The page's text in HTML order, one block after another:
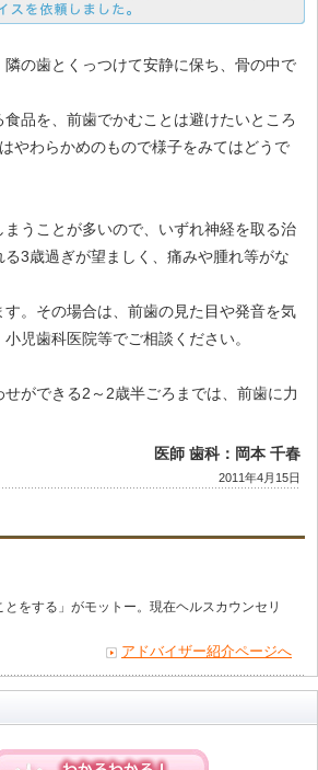
の歯とくっつけて安静に保ち、骨の中で
品を、前歯でかむことは避けたいところ
やわらかめのもので様子をみてはどうで
うことが多いので、いずれ神経を取る治
3歳過ぎが望ましく、痛みや腫れ等がな
。その場合は、前歯の見た目や発音を気
児歯科医院等でご相談ください。
ができる2～2歳半ごろまでは、前歯に力
医師 歯科：岡本 千春
2011年4月15日
をする」がモットー。現在ヘルスカウンセリ
アドバイザー紹介ページへ